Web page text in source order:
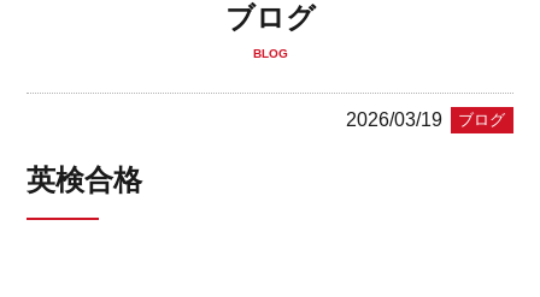
ブログ
BLOG
2026/03/19 ブログ
英検合格